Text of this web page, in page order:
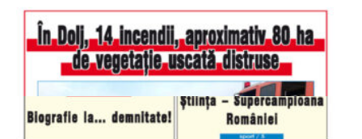
duminică
9.00 - 12.00